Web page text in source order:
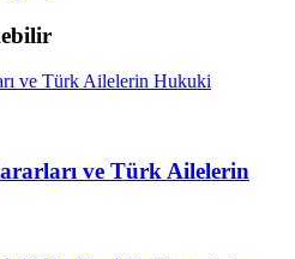
ve Türk Ailelerin